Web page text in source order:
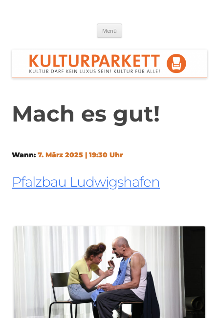
Menü
Mach es gut!
Wann: 7. März 2025 | 19:30 Uhr
Pfalzbau Ludwigshafen